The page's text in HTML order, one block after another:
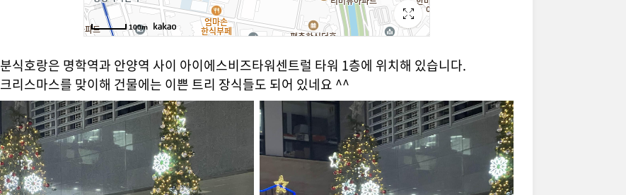
분식호랑은 명학역과 안양역 사이 아이에스비즈타워센트럴 타워 1층에 위치해 있습니다.
크리스마스를 맞이해 건물에는 이쁜 트리 장식들도 되어 있네요 ^^